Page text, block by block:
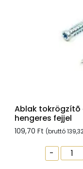
Ablak tokrögzítõ
hengeres fejjel
109,70 Ft (bruttó
-
Ablak